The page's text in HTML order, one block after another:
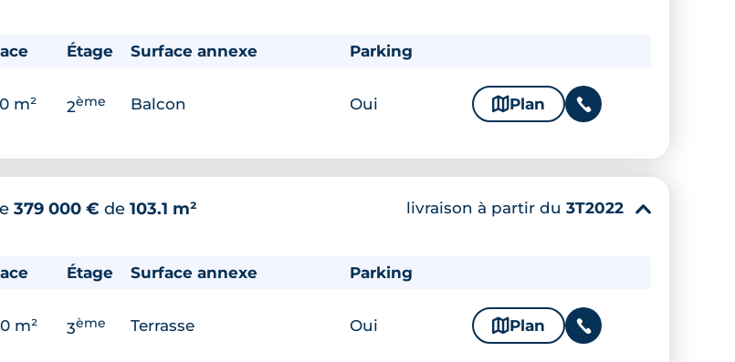
Étage Surface annexe Parking
m² 2ème Balcon Oui 🗞 Plan 📞
379 000 € de 103.1 m² livraison à partir du 3T2022 ▾
Étage Surface annexe Parking
m² 3ème Terrasse Oui 🗞 Plan 📞